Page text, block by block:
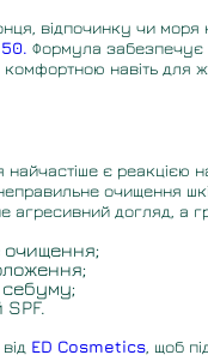
відпочинку чи моря
Формула забезпечує
навіть для
найчастіше є реакцією
очищення
агресивний догляд, а
очищення;
ED Cosmetics , щоб